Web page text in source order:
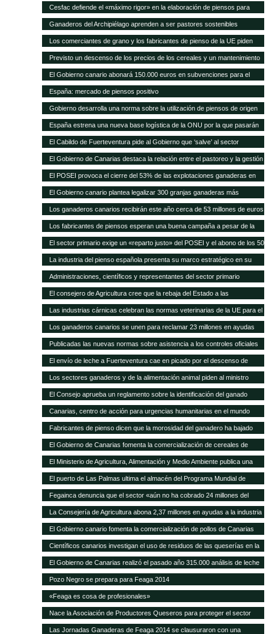
Cesfac defiende el «máximo rigor» en la elaboración de piensos para
animales
Ganaderos del Archipiélago aprenden a ser pastores sostenibles
Los comerciantes de grano y los fabricantes de pienso de la UE piden
celeridad en la aprobación de 8 cultivos MG
Previsto un descenso de los precios de los cereales y un mantenimiento
de los precios de la carne en los próximos 10 años según FAO/OCDE
El Gobierno canario abonará 150.000 euros en subvenciones para el
fomento de razas autóctonas
España: mercado de piensos positivo
Gobierno desarrolla una norma sobre la utilización de piensos de origen
animal
España estrena una nueva base logística de la ONU por la que pasarán
75.000 toneladas de ayuda para África al año
El Cabildo de Fuerteventura pide al Gobierno que ‘salve’ al sector
ganadero del hundimiento
El Gobierno de Canarias destaca la relación entre el pastoreo y la gestión
medioambiental
El POSEI provoca el cierre del 53% de las explotaciones ganaderas en
cuatro años
El Gobierno canario plantea legalizar 300 granjas ganaderas más
Los ganaderos canarios recibirán este año cerca de 53 millones de euros
en ayudas POSEI
Los fabricantes de piensos esperan una buena campaña a pesar de la
sequía en España
El sector primario exige un «reparto justo» del POSEI y el abono de los 50
millones adeudados
La industria del pienso española presenta su marco estratégico en su
asamblea general
Administraciones, científicos y representantes del sector primario
trabajan en el Plan Forrajero de Canarias
El consejero de Agricultura cree que la rebaja del Estado a las
subvenciones al transporte aleja a los agricultores canarios de España y
de Europa
Las industrias cárnicas celebran las normas veterinarias de la UE para el
porcino
Los ganaderos canarios se unen para reclamar 23 millones en ayudas
atrasadas
Publicadas las nuevas normas sobre asistencia a los controles oficiales
en mataderos de aves y conejos
El envío de leche a Fuerteventura cae en picado por el descenso de
cabras
Los sectores ganaderos y de la alimentación animal piden al ministro
Montoro que el IVA reducido no suba del 10 al 21%
El Consejo aprueba un reglamento sobre la identificación del ganado
vacuno
Canarias, centro de acción para urgencias humanitarias en el mundo
Fabricantes de pienso dicen que la morosidad del ganadero ha bajado
sensiblemente
El Gobierno de Canarias fomenta la comercialización de cereales de
variedades tradicionales de Canarias
El Ministerio de Agricultura, Alimentación y Medio Ambiente publica una
nueva convocatoria de subvenciones para proyectos de investigación
aplicada al sector ganadero por 6,3 millones de euros
El puerto de Las Palmas ultima el almacén del Programa Mundial de
Alimentos
Fegainca denuncia que el sector «aún no ha cobrado 24 millones del
POSEI 2013»
La Consejería de Agricultura abona 2,37 millones en ayudas a la industria
láctea y queserías artesanales
El Gobierno canario fomenta la comercialización de pollos de Canarias
Científicos canarios investigan el uso de residuos de las queserías en la
alimentación de ganado caprino
El Gobierno de Canarias realizó el pasado año 315.000 análisis de leche
y quesos de las Islas
Pozo Negro se prepara para Feaga 2014
«Feaga es cosa de profesionales»
Nace la Asociación de Productores Queseros para proteger el sector
Las Jornadas Ganaderas de Feaga 2014 se clausuraron con una